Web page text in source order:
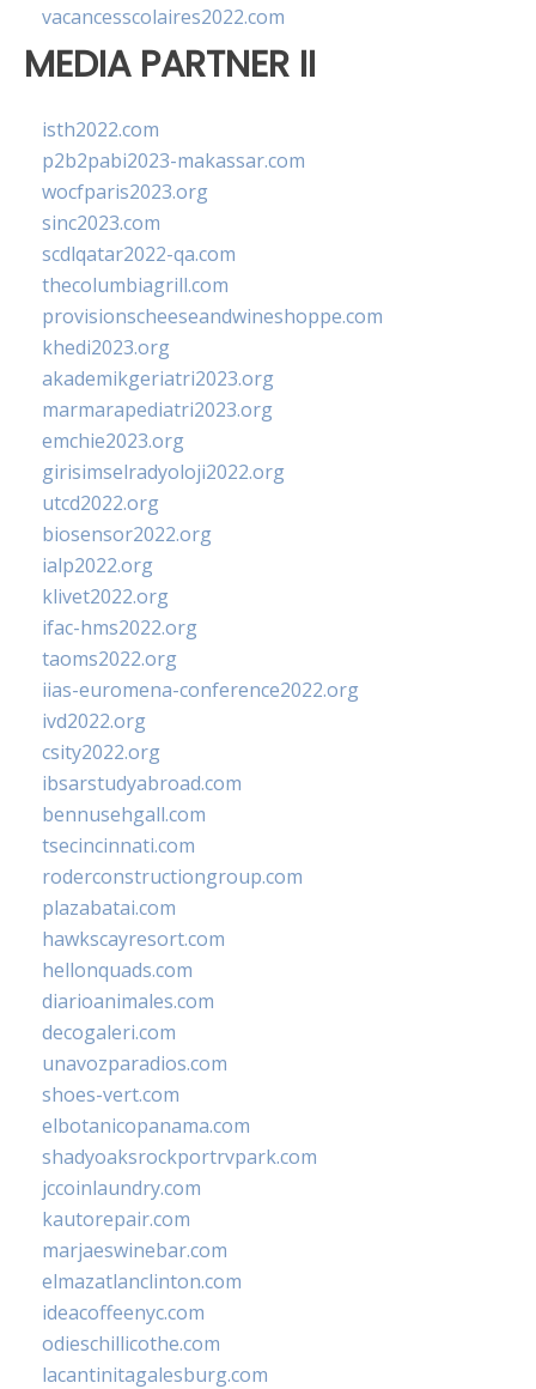
vacancesscolaires2022.com
MEDIA PARTNER II
isth2022.com
p2b2pabi2023-makassar.com
wocfparis2023.org
sinc2023.com
scdlqatar2022-qa.com
thecolumbiagrill.com
provisionscheeseandwineshoppe.com
khedi2023.org
akademikgeriatri2023.org
marmarapediatri2023.org
emchie2023.org
girisimselradyoloji2022.org
utcd2022.org
biosensor2022.org
ialp2022.org
klivet2022.org
ifac-hms2022.org
taoms2022.org
iias-euromena-conference2022.org
ivd2022.org
csity2022.org
ibsarstudyabroad.com
bennusehgall.com
tsecincinnati.com
roderconstructiongroup.com
plazabatai.com
hawkscayresort.com
hellonquads.com
diarioanimales.com
decogaleri.com
unavozparadios.com
shoes-vert.com
elbotanicopanama.com
shadyoaksrockportrvpark.com
jccoinlaundry.com
kautorepair.com
marjaeswinebar.com
elmazatlanclinton.com
ideacoffeenyc.com
odieschillicothe.com
lacantinitagalesburg.com